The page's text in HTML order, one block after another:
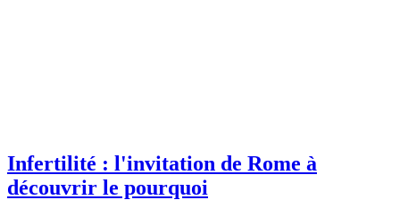
Infertilité : l'invitation de Rome à
découvrir le pourquoi